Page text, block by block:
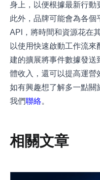
身上，以便根據最新行動
此外，品牌可能會為各個
API，將時間和資源花在
以使用快速啟動工作流
建的擴展將事件數據發送
體收入，還可以提高運營
如有興趣想了解多一點
我們聯絡。
相關文章